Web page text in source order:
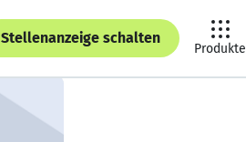
Stellenanzeige schalten
Produkte